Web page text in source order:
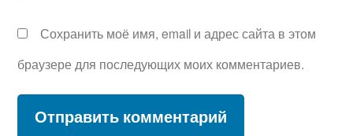
Сохранить моё имя, email и адрес сайта в этом
браузере для последующих моих комментариев.